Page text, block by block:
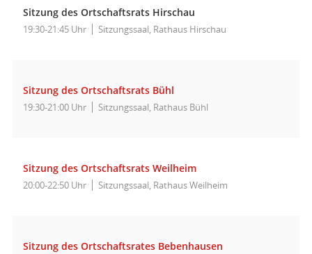
Sitzung des Ortschaftsrats Hirschau
19:30-21:45 Uhr Sitzungssaal, Rathaus Hirschau
Sitzung des Ortschaftsrats Bühl
19:30-21:00 Uhr Sitzungssaal, Rathaus Bühl
Sitzung des Ortschaftsrats Weilheim
20:00-22:50 Uhr Sitzungssaal, Rathaus Weilheim
Sitzung des Ortschaftsrates Bebenhausen